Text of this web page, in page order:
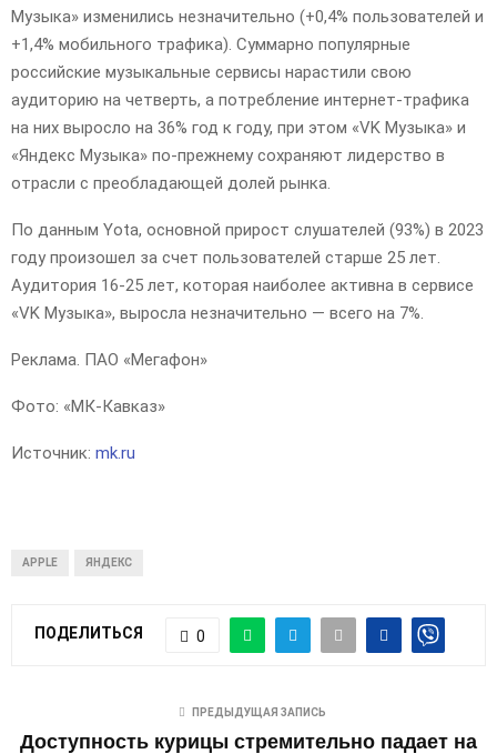
Музыка» изменились незначительно (+0,4% пользователей и
+1,4% мобильного трафика). Суммарно популярные
российские музыкальные сервисы нарастили свою
аудиторию на четверть, а потребление интернет-трафика
на них выросло на 36% год к году, при этом «VK Музыка» и
«Яндекс Музыка» по-прежнему сохраняют лидерство в
отрасли с преобладающей долей рынка.
По данным Yota, основной прирост слушателей (93%) в 2023
году произошел за счет пользователей старше 25 лет.
Аудитория 16-25 лет, которая наиболее активна в сервисе
«VK Музыка», выросла незначительно — всего на 7%.
Реклама. ПАО «Мегафон»
Фото: «МК-Кавказ»
Источник: mk.ru
APPLE ЯНДЕКС
ПОДЕЛИТЬСЯ 0
ПРЕДЫДУЩАЯ ЗАПИСЬ
Доступность курицы стремительно падает на